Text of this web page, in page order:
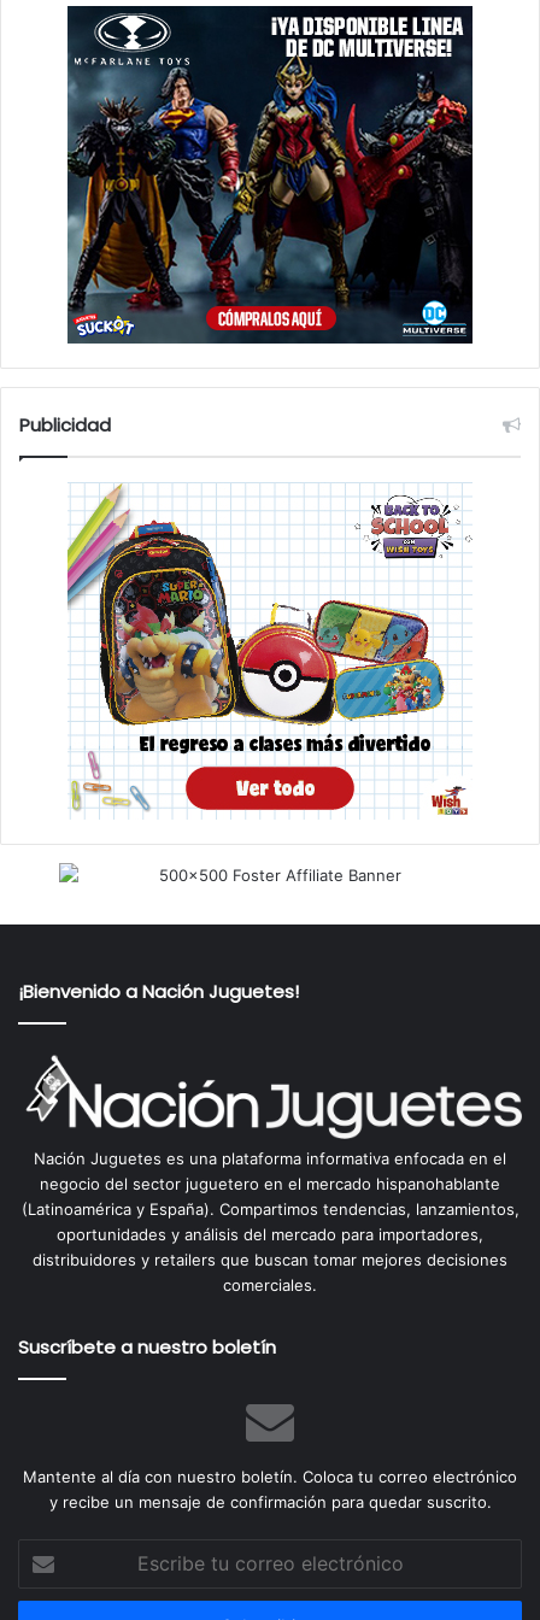
Publicidad
¡Bienvenido a Nación Juguetes!
Nación Juguetes es una plataforma informativa enfocada en el
negocio del sector juguetero en el mercado hispanohablante
(Latinoamérica y España). Compartimos tendencias, lanzamientos,
oportunidades y análisis del mercado para importadores,
distribuidores y retailers que buscan tomar mejores decisiones
comerciales.
Suscríbete a nuestro boletín
Mantente al día con nuestro boletín. Coloca tu correo electrónico
y recibe un mensaje de confirmación para quedar suscrito.
tu
correo